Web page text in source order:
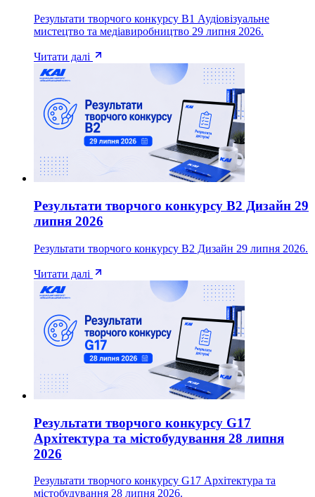
Результати творчого конкурсу B1 Аудіовізуальне
мистецтво та медіавиробництво 29 липня 2026.
Читати далі
Результати творчого конкурсу В2 Дизайн 29
липня 2026
Результати творчого конкурсу В2 Дизайн 29 липня 2026.
Читати далі
Результати творчого конкурсу G17
Архітектура та містобудування 28 липня
2026
Результати творчого конкурсу G17 Архітектура та
містобудування 28 липня 2026.